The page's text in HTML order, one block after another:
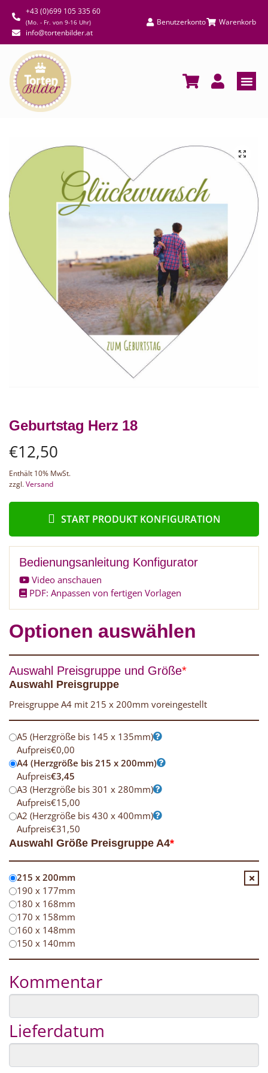
+43 (0)699 105 335 60
(Mo. - Fr. von 9-16 Uhr)
info@tortenbilder.at
Benutzerkonto Warenkorb
Geburtstag Herz 18
€12,50
Enthält 10% MwSt.
zzgl.Versand
START PRODUKT KONFIGURATION
Bedienungsanleitung Konfigurator
Video anschauen
PDF: Anpassen von fertigen Vorlagen
Optionen auswählen
*
Auswahl Preisgruppe und Größe
Auswahl Preisgruppe
Preisgruppe A4 mit 215 x 200mm voreingestellt
A5 (Herzgröße bis 145 x 135mm)
Aufpreis€0,00
A4 (Herzgröße bis 215 x 200mm)
Aufpreis€3,45
A3 (Herzgröße bis 301 x 280mm)
Aufpreis€15,00
A2 (Herzgröße bis 430 x 400mm)
Aufpreis€31,50
*
Auswahl Größe Preisgruppe A4
215 x 200mm
190 x 177mm
180 x 168mm
170 x 158mm
160 x 148mm
150 x 140mm
Kommentar
Lieferdatum